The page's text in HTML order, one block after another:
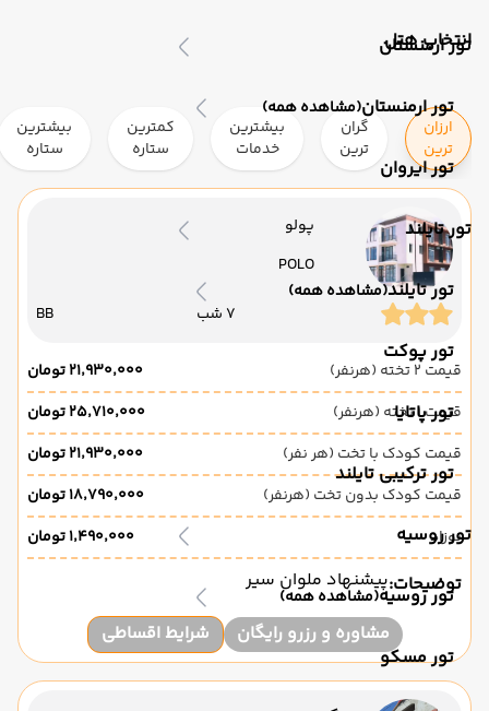
تور ارمنستان
تور ارمنستان(مشاهده همه)
تور ایروان
تور تایلند
تور تایلند(مشاهده همه)
تور پوکت
تور پاتایا
تور ترکیبی تایلند
تور روسیه
تور روسیه(مشاهده همه)
تور مسکو
انتخاب هتل
ارزان
ترین
گران
ترین
بیشترین
خدمات
کمترین
ستاره
بیشترین
ستاره
پولو
POLO
7 شب BB
قیمت 2 تخته (هرنفر)
۲۱٬۹۳۰٬۰۰۰ تومان
قیمت 1 تخته (هرنفر)
۲۵٬۷۱۰٬۰۰۰ تومان
قیمت کودک با تخت (هر نفر)
۲۱٬۹۳۰٬۰۰۰ تومان
قیمت کودک بدون تخت (هرنفر)
۱۸٬۷۹۰٬۰۰۰ تومان
نوزاد
۱٬۴۹۰٬۰۰۰ تومان
توضیحات:پیشنهاد ملوان سیر
مشاوره و رزرو رایگان
شرایط اقساطی